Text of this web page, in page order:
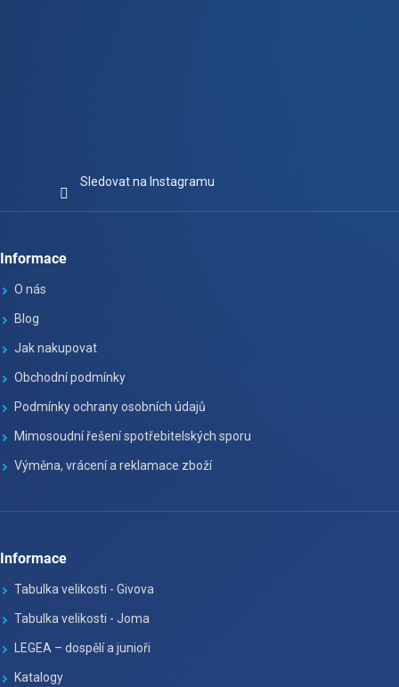
Sledovat na Instagramu
Informace
O nás
Blog
Jak nakupovat
Obchodní podmínky
Podmínky ochrany osobních údajů
Mimosoudní řešení spotřebitelských sporu
Výměna, vrácení a reklamace zboží
Informace
Tabulka velikosti - Givova
Tabulka velikosti - Joma
LEGEA – dospělí a junioři
Katalogy